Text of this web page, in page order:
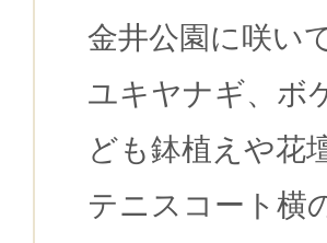
金井公園に咲い
ユキヤナギ、ボ
ども鉢植えや花
テニスコート横